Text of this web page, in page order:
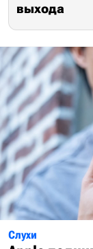
выхода
Слухи